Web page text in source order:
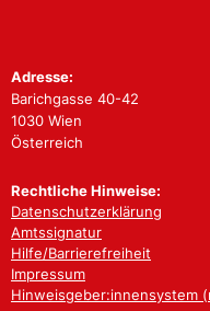
Adresse:
Barichgasse 40-42
1030 Wien
Österreich
Rechtliche Hinweise:
Datenschutzerklärung
Amtssignatur
Hilfe/Barrierefreiheit
Impressum
Hinweisgeber:innensystem